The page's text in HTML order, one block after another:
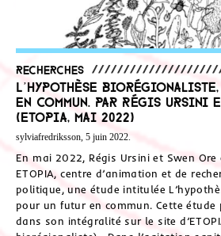
Recherches
L’hypothèse
en commun. Par Régis Ursini
(ETOPIA, mai 2022)
sylviafredriksson, 5 juin 2022.
En mai 2022, Régis Ursini et Swen
ETOPIA, centre d’animation et de
politique, une étude intitulée
pour un futur en commun. Cette étude
dans son intégralité sur le site